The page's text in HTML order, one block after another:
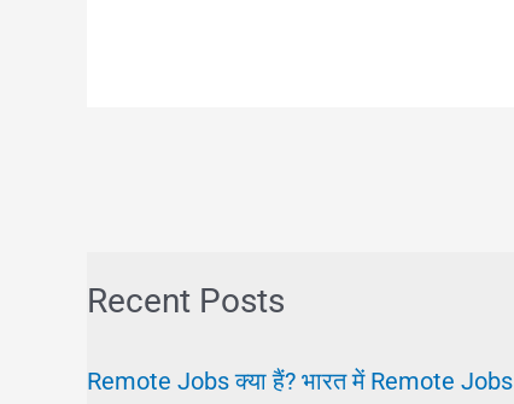
पड़ेगी?
Guard
Recent Posts
Remote Jobs क्या हैं? भारत में Remote Jobs